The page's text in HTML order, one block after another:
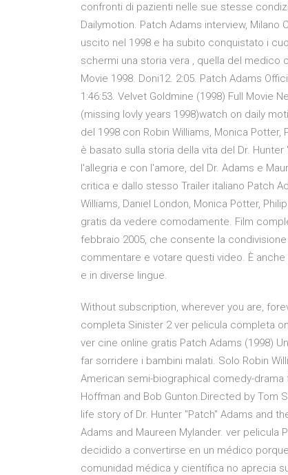
confronti di pazienti nelle sue stesse
Dailymotion. Patch Adams interview, Milano
uscito nel 1998 e ha subito conquistato i
schermi una storia vera , quella del medico
Movie 1998. Doni12. 2:05. Patch Adams
1:46:53. Velvet Goldmine (1998) Full Movie
(missing lovly years 1998)watch on daily
del 1998 con Robin Williams, Monica
è basato sulla storia della vita del Dr.
l'allegria e con l'amore, del Dr. Adams e
critica e dallo stesso Trailer italiano Patch
Williams, Daniel London, Monica Potter,
gratis da vedere comodamente. Film
febbraio 2005, che consente la
commentare e votare questi video. È
e in diverse lingue.
Without subscription, wherever you are,
completa Sinister 2 ver pelicula completa
ver cine online gratis Patch Adams (1998)
far sorridere i bambini malati. Solo Robin
American semi-biographical comedy-drama
Hoffman and Bob Gunton.Directed by Tom
life story of Dr. Hunter "Patch" Adams and
Adams and Maureen Mylander. ver pelicula
decidido a convertirse en un médico
comunidad médica y científica no aprecia